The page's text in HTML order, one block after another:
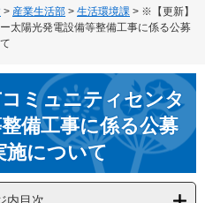
> 産業生活部 > 生活環境課 > ※【更新】
太陽光発電設備等整備工事に係る公募
ミュニティセンタ
備工事に係る公募
施について